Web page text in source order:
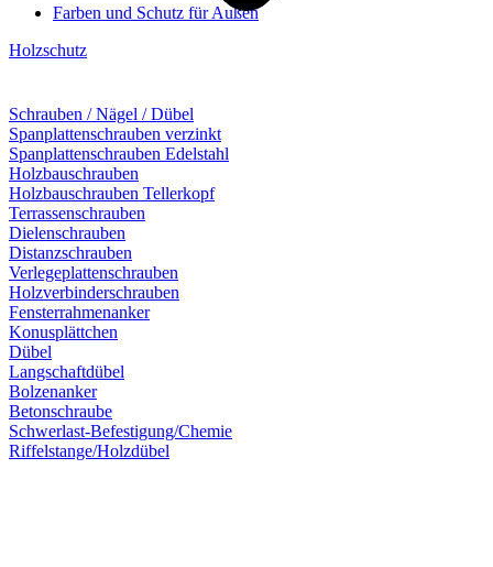
Farben und Schutz für Außen
Holzschutz
Schrauben / Nägel / Dübel
Spanplattenschrauben verzinkt
Spanplattenschrauben Edelstahl
Holzbauschrauben
Holzbauschrauben Tellerkopf
Terrassenschrauben
Dielenschrauben
Distanzschrauben
Verlegeplattenschrauben
Holzverbinderschrauben
Fensterrahmenanker
Konusplättchen
Dübel
Langschaftdübel
Bolzenanker
Betonschraube
Schwerlast-Befestigung/Chemie
Riffelstange/Holzdübel